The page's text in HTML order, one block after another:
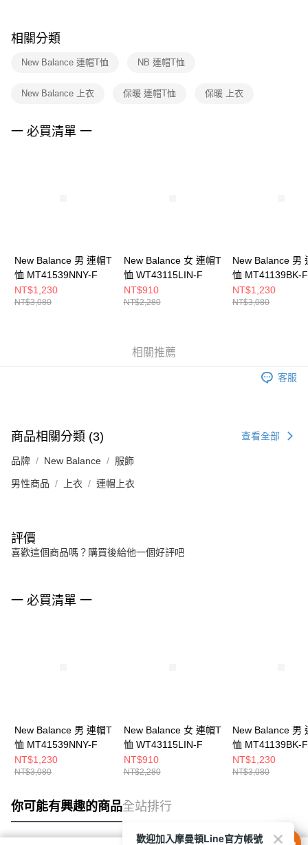
※ 交易是否成功請以「AFTEE先享後付 」之結帳頁面顯示為準，若有關於
是否繳費成功／繳費後需取消欲退款等相關疑問，請聯繫「AFTEE先享後付
客戶支援中心」 https://netprotections.freshdesk.com/support/home
１．透過由恩沛科技股份有限公司提供之「AFTEE先享後付」服務完成之交
２．關於個人資料處理事宜，請瀏覽以下網址：
相關分類
New Balance 連帽T恤 NB 連帽T恤
New Balance 上衣 保暖 連帽T恤 保暖 上衣
一 必買清單 一
New Balance 男 連帽T
恤 MT41539NNY-F
NT$1,230
NT$3,080
New Balance 女 連帽T
恤 WT43115LIN-F
NT$910
NT$2,280
New Balance 男
恤 MT41139BK-F
NT$1,230
NT$3,080
相關推薦
客服
商品相關分類 (3) 查看全部
品牌 New Balance 服飾
男性商品 上衣 連帽上衣
評價
喜歡這個商品嗎？購買後給他一個好評吧
一 必買清單 一
New Balance 男 連帽T
恤 MT41539NNY-F
NT$1,230
NT$3,080
New Balance 女 連帽T
恤 WT43115LIN-F
NT$910
NT$2,280
New Balance 男
恤 MT41139BK-F
NT$1,230
NT$3,080
你可能有興趣的商品全站排行
歡迎加入摩曼頓Line官方帳號